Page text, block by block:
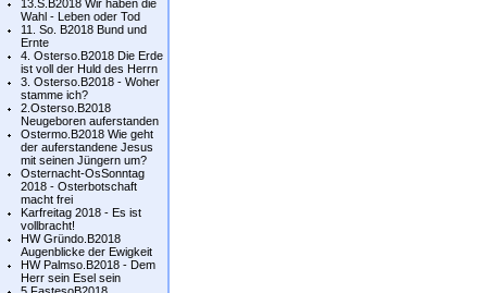
13.S.B2018 Wir haben die
Wahl - Leben oder Tod
11. So. B2018 Bund und
Ernte
4. Osterso.B2018 Die Erde
ist voll der Huld des Herrn
3. Osterso.B2018 - Woher
stamme ich?
2.Osterso.B2018
Neugeboren auferstanden
Ostermo.B2018 Wie geht
der auferstandene Jesus
mit seinen Jüngern um?
Osternacht-OsSonntag
2018 - Osterbotschaft
macht frei
Karfreitag 2018 - Es ist
vollbracht!
HW Gründo.B2018
Augenblicke der Ewigkeit
HW Palmso.B2018 - Dem
Herr sein Esel sein